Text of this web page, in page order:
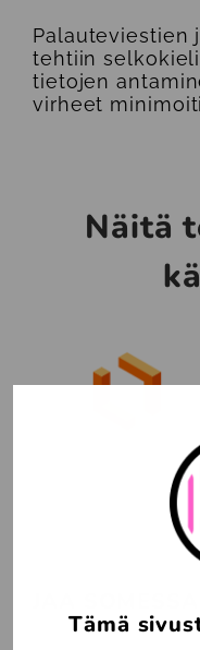
Tämä
Palauteviestien
tehtiin
tietojen
virheet
Näitä